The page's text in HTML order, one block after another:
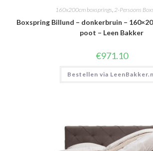
160x200cm boxsprings,2-Persoons
Boxspring Billund – donkerbruin –
poot – Leen Bakker
€971.10
Bestellen via